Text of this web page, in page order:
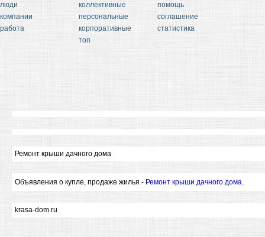
люди
компании
работа
коллективные
персональные
корпоративные
топ
помощь
соглашение
статистика
Ремонт крыши дачного дома
Объявления о купле, продаже жилья - Ремонт крыши дачного дома.
krasa-dom.ru